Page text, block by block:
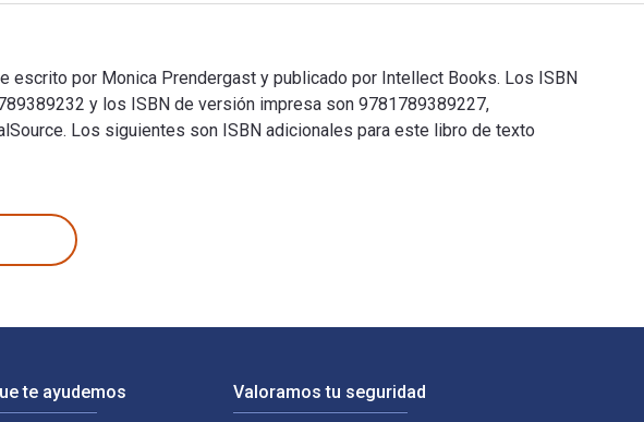
escrito por Monica Prendergast y publicado por Intellect Books. Los ISBN
y los ISBN de versión impresa son 9781789389227,
Los siguientes son ISBN adicionales para este libro de texto
te ayudemos Valoramos tu seguridad